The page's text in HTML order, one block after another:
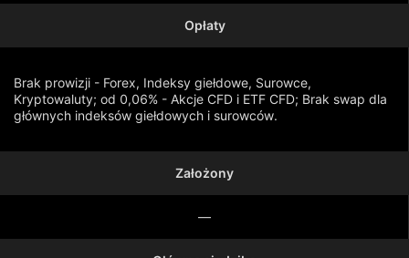
Opłaty
Brak prowizji - Forex, Indeksy giełdowe, Surowce,
Kryptowaluty; od 0,06% - Akcje CFD i ETF CFD; Brak swap dla
głównych indeksów giełdowych i surowców.
Założony
—